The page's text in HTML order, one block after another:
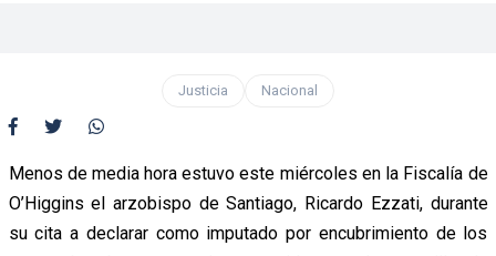
Justicia Nacional
Menos de media hora estuvo este miércoles en la Fiscalía de
O’Higgins el arzobispo de Santiago, Ricardo Ezzati, durante
su cita a declarar como imputado por encubrimiento de los